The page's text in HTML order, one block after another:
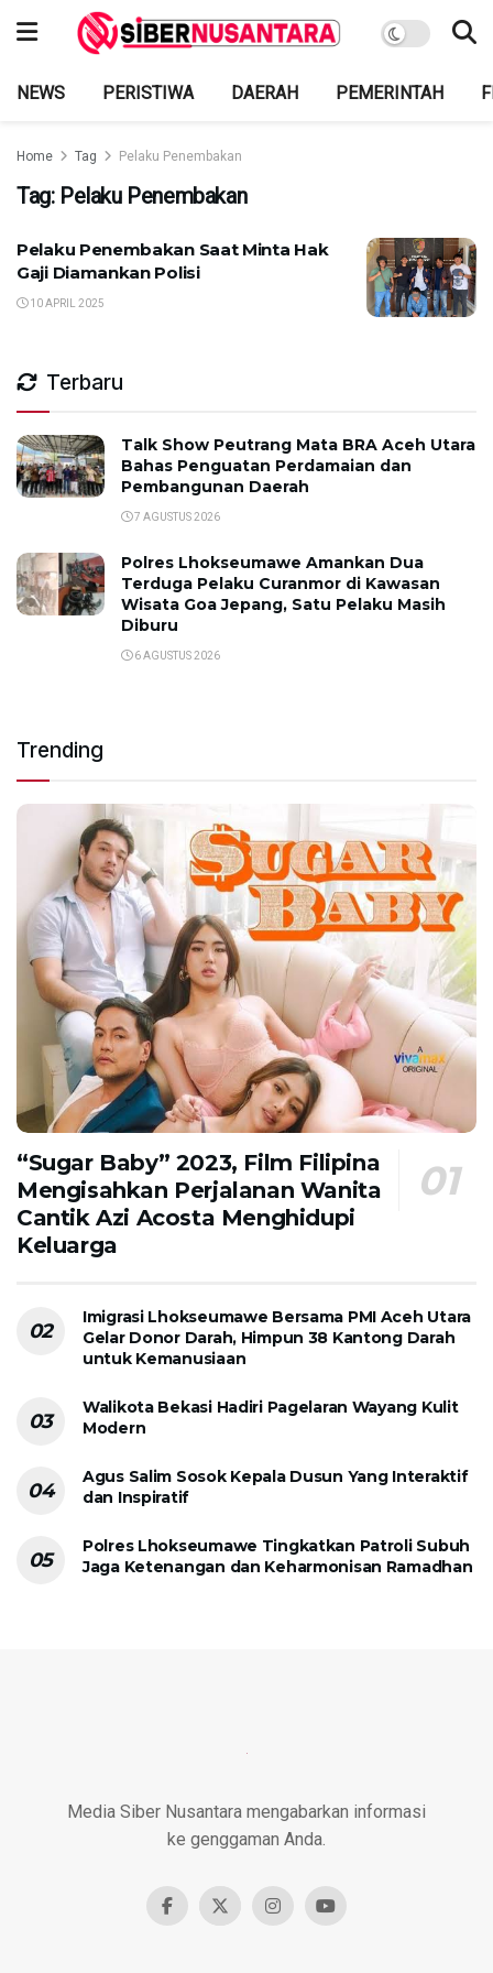
NEWS PERISTIWA DAERAH PEMERINTAH
Home Tag Pelaku Penembakan
Tag: Pelaku Penembakan
Pelaku Penembakan Saat Minta Hak
Gaji Diamankan Polisi
10 APRIL 2025
Terbaru
Talk Show Peutrang Mata BRA Aceh Utara
Bahas Penguatan Perdamaian dan
Pembangunan Daerah
7 AGUSTUS 2026
Polres Lhokseumawe Amankan Dua
Terduga Pelaku Curanmor di Kawasan
Wisata Goa Jepang, Satu Pelaku Masih
Diburu
6 AGUSTUS 2026
Trending
“Sugar Baby” 2023, Film Filipina
Mengisahkan Perjalanan Wanita
Cantik Azi Acosta Menghidupi
Keluarga
Imigrasi Lhokseumawe Bersama PMI Aceh Utara
Gelar Donor Darah, Himpun 38 Kantong Darah
untuk Kemanusiaan
Walikota Bekasi Hadiri Pagelaran Wayang Kulit
Modern
Agus Salim Sosok Kepala Dusun Yang Interaktif
dan Inspiratif
Polres Lhokseumawe Tingkatkan Patroli Subuh
Jaga Ketenangan dan Keharmonisan Ramadhan
Media Siber Nusantara mengabarkan informasi
ke genggaman Anda.